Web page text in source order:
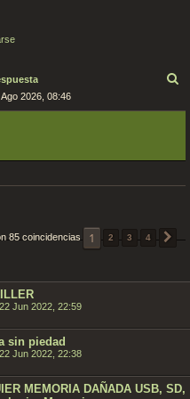
a
r
2026, 08:46
85 coincidencias 1 2 3 4
Jun 2022, 22:59
sin piedad
Jun 2022, 22:38
MEMORIA DAÑADA USB, SD,